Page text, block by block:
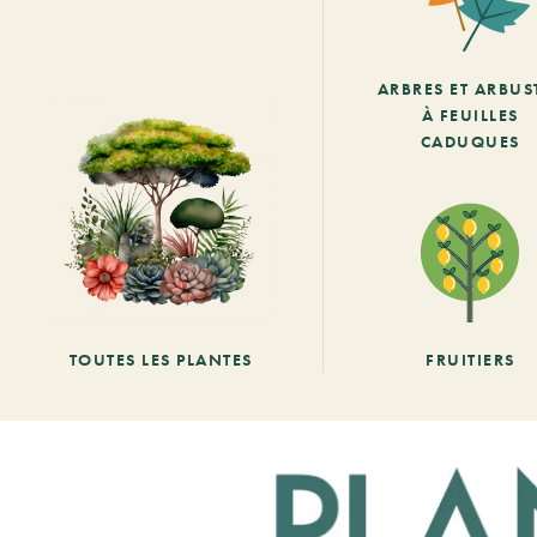
TOUTES LES PLANTES
ARBRES ET
À FEUILLES
CADUQUES
FRUITIERS